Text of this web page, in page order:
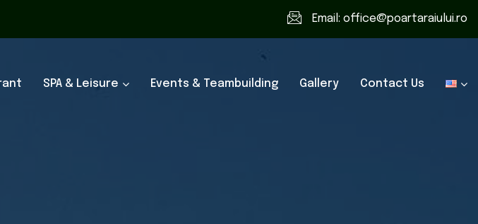
Email: office@poartaraiului.ro
SPA & Leisure Events & Teambuilding Gallery Contact Us